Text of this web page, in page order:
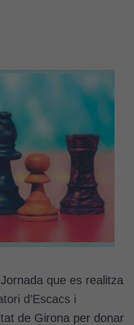
que es realitza
d’Escacs i
de Girona per donar